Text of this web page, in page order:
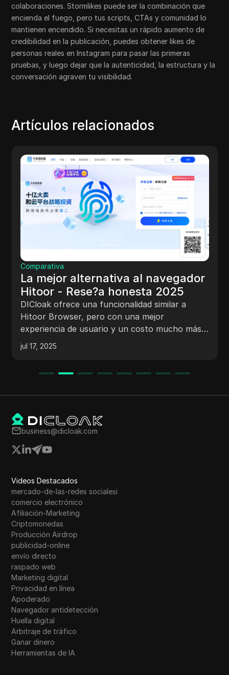
colaboraciones. Stormlikes puede ser la combinación que
encienda el fuego, pero tus scripts, CTAs y comunidad lo
mantienen encendido. Si necesitas un rápido aumento de
credibilidad en la publicación, puedes obtener likes de
personas reales en Instagram para pasar las primeras
pruebas, y luego dejar que la autenticidad, la estructura y la
conversación agraven tu visibilidad.
Artículos relacionados
más
SMM
¿Cómo creo varias cuentas de
Facebook en 2025?
Aprende a crear y administrar de forma
varias cuentas de Facebook, evitar riesgos
mantener la privacidad en 2025
business@dicloak.com
Videos Destacados
mercado-de-las-redes socialesi
comercio electrónico
Afiliación-Marketing
Criptomonedas
Producción Airdrop
publicidad-online
envío directo
raspado web
Marketing digital
Privacidad en línea
Apoderado
Navegador antidetección
Huella digital
Arbitraje de tráfico
Ganar dinero
Herramientas de IA